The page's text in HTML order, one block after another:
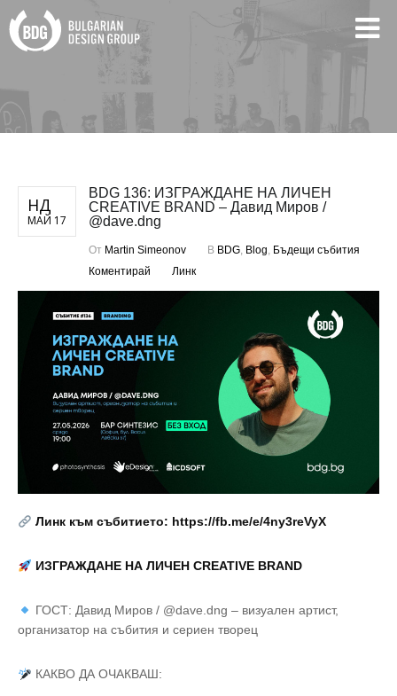
НД
МАЙ 17
BDG 136: ИЗГРАЖДАНЕ НА ЛИЧЕН
CREATIVE BRAND – Давид Миров /
@dave.dng
От Martin Simeonov В BDG, Blog, Бъдещи събития
Коментирай
Линк
Линк към събитието: https://fb.me/e/4ny3reVyX
ИЗГРАЖДАНЕ НА ЛИЧЕН CREATIVE BRAND
ГОСТ: Давид Миров / @dave.dng – визуален артист,
организатор на събития и сериен творец
КАКВО ДА ОЧАКВАШ: